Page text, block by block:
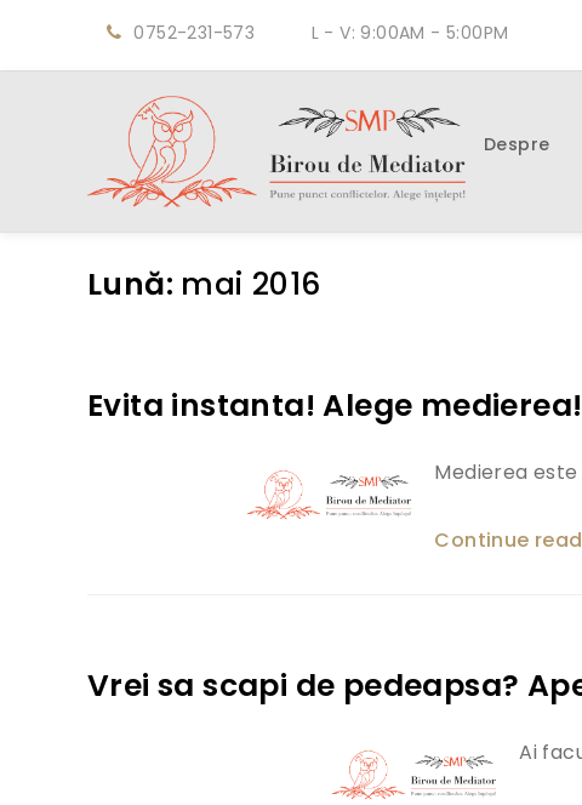
0752-231-573 L - V: 9:00AM - 5:00PM
Despre
Lună: mai 2016
Evita instanta! Alege medierea!
Medierea
Continue
Vrei sa scapi de pedeapsa?
Ai